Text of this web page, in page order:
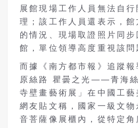
展館現場工作人員無法自行
理；該工作人員還表示，館
的情況、現場取證照片同
館，單位領導高度重視該問
而據《南方都市報》追蹤報
原絲路 瞿曇之光——青海
寺壁畫藝術展」在中國工
網友貼文稱，國家一級文物
音菩薩像展櫃內，從特定角